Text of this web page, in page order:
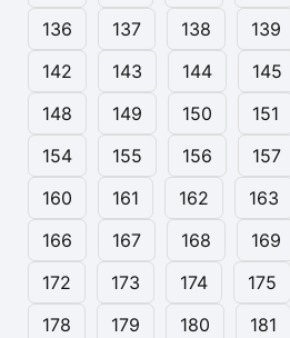
136
137 138 139
142
143 144 145
148
149 150 151
154
155 156 157
160
161 162 163
166
167 168 169
172
173 174 175
178
179 180 181